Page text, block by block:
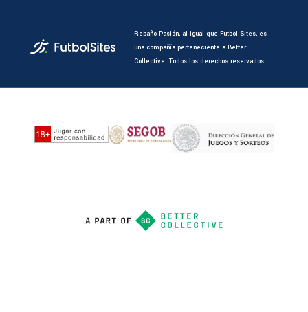
Rebaño Pasión, al igual que Futbol Sites, es
una compañía perteneciente a Better
Collective. Todos los derechos reservados.